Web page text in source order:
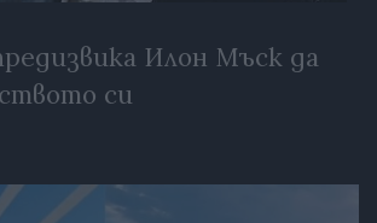
Илон Мъск да
си